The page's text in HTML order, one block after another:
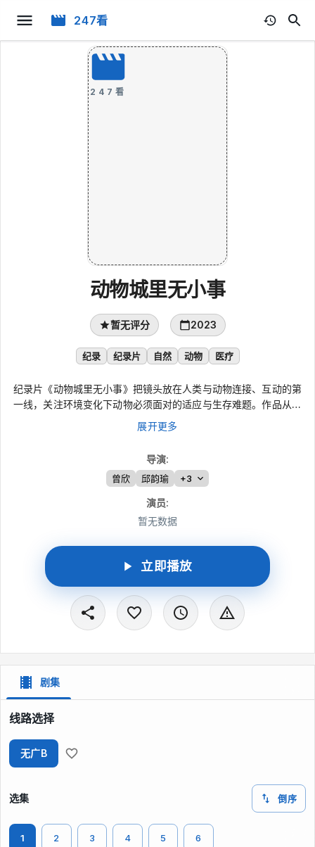
247看
247看
动物城里无小事
暂无评分 2023
纪录 纪录片 自然 动物 医疗
纪录片《动物城里无小事》把镜头放在人类与动物连接、互动的第
一线，关注环境变化下动物必须面对的适应与生存难题。作品从动
物科学领域切入，依次呈现自然育幼、人工育幼、日常保健、行为
训练、伤病救治、物种混养与伙伴关系，以及野生动物救助和放归
真实而克制的情感。
展开更多
导演:
曾欣 邱韵瑜 +3
演员:
暂无数据
立即播放
剧集
线路选择
无广B
选集 倒序
1 2 3 4 5 6